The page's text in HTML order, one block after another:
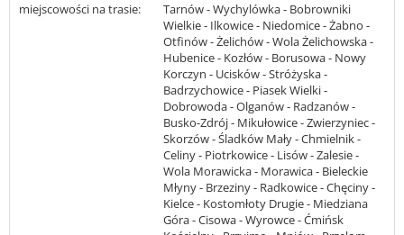
miejscowości na trasie:
Tarnów - Wychylówka - Bobrowniki
Wielkie - Ilkowice - Niedomice - Żabno -
Otfinów - Żelichów - Wola Żelichowska -
Hubenice - Kozłów - Borusowa - Nowy
Korczyn - Ucisków - Stróżyska -
Badrzychowice - Piasek Wielki -
Dobrowoda - Olganów - Radzanów -
Busko-Zdrój - Mikułowice - Zwierzyniec -
Skorzów - Śladków Mały - Chmielnik -
Celiny - Piotrkowice - Lisów - Zalesie -
Wola Morawicka - Morawica - Bieleckie
Młyny - Brzeziny - Radkowice - Chęciny -
Kielce - Kostomłoty Drugie - Miedziana
Góra - Cisowa - Wyrowce - Ćmińsk